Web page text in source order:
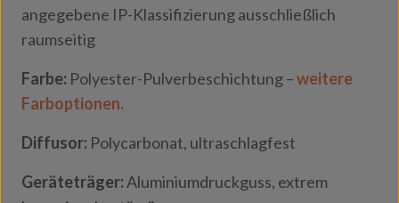
angegebene IP-Klassifizierung ausschließlich
raumseitig
Farbe: Polyester-Pulverbeschichtung –weitere
Farboptionen.
Diffusor: Polycarbonat, ultraschlagfest
Geräteträger: Aluminiumdruckguss, extrem